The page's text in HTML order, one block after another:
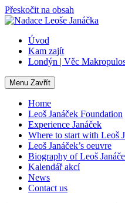
Přeskočit na obsah
Úvod
Kam zajít
Londýn | Věc
Menu Zavřít
Home
Leoš Janáček Foundation
Experience Janáček
Where to start with Leoš
Leoš Janáček’s oeuvre
Biography of Leoš
Kalendář akcí
News
Contact us